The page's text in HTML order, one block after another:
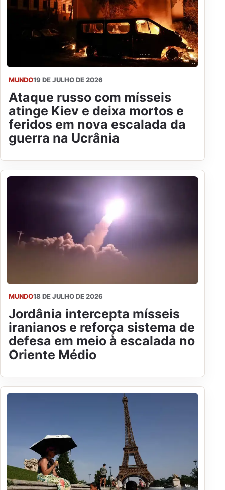
MUNDO19 DE JULHO DE 2026
Ataque russo com mísseis
atinge Kiev e deixa mortos e
feridos em nova escalada da
guerra na Ucrânia
MUNDO18 DE JULHO DE 2026
Jordânia intercepta mísseis
iranianos e reforça sistema de
defesa em meio à escalada no
Oriente Médio